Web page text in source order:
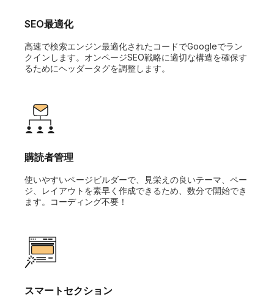
SEO最適化
高速で検索エンジン最適化されたコードでGoogleでラン
クインします。オンページSEO戦略に適切な構造を確保す
るためにヘッダータグを調整します。
購読者管理
使いやすいページビルダーで、見栄えの良いテーマ、ペー
ジ、レイアウトを素早く作成できるため、数分で開始でき
ます。コーディング不要！
スマートセクション